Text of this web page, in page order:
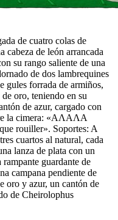
de cuatro colas de
cabeza de león arrancada
su rango saliente de una
de dos lambrequines
gules forrada de armiños,
oro, teniendo en su
de azur, cargado con
la cimera: «ΑΛΑΛΑ
rouiller». Soportes: A
cuartos al natural, cada
lanza de plata con un
guardante de
campana pendiente de
oro y azur, un cantón de
de Cheirolophus